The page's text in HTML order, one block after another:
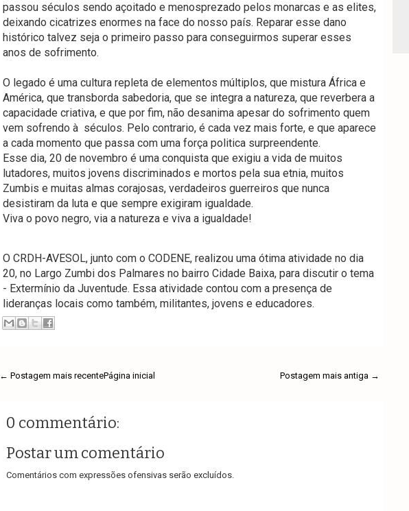
passou séculos sendo açoitado e menosprezado pelos monarcas e as elites,
deixando cicatrizes enormes na face do nosso país. Reparar esse dano
histórico talvez seja o primeiro passo para conseguirmos superar esses
anos de sofrimento.
O legado é uma cultura repleta de elementos múltiplos, que mistura África e
América, que transborda sabedoria, que se integra a natureza, que reverbera a
capacidade criativa, e que por fim, não desanima apesar do sofrimento quem
vem sofrendo à séculos. Pelo contrario, é cada vez mais forte, e que aparece
a cada momento que passa com uma força politica surpreendente.
Esse dia, 20 de novembro é uma conquista que exigiu a vida de muitos
lutadores, muitos jovens discriminados e mortos pela sua etnia, muitos
Zumbis e muitas almas corajosas, verdadeiros guerreiros que nunca
desistiram da luta e que sempre exigiram igualdade.
Viva o povo negro, via a natureza e viva a igualdade!​
O CRDH-AVESOL, junto com o CODENE, realizou uma ótima atividade no dia
20, no Largo Zumbi dos Palmares no bairro Cidade Baixa, para discutir o tema
- Extermínio da Juventude. Essa atividade contou com a presença de
lideranças locais como também, militantes, jovens e educadores.
← Postagem mais recente Postagem mais antiga →
Página inicial
0 commentário:
Postar um comentário
Comentários com expressões ofensivas serão excluídos.